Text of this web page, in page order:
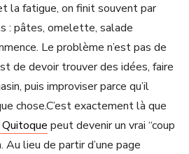
la fatigue, on finit souvent par
: pâtes, omelette, salade
Le problème n’est pas de
de devoir trouver des idées, faire
puis improviser parce qu’il
chose.C’est exactement là que
peut devenir un vrai “coup
Au lieu de partir d’une page